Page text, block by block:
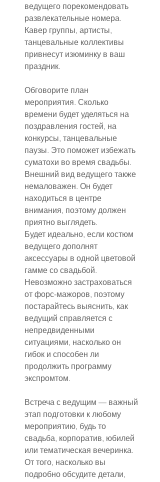
ведущего порекомендовать
развлекательные номера.
Кавер группы, артисты,
танцевальные коллективы
привнесут изюминку в ваш
праздник.
Обговорите план
мероприятия. Сколько
времени будет уделяться на
поздравления гостей, на
конкурсы, танцевальные
паузы. Это поможет избежать
суматохи во время свадьбы.
Внешний вид ведущего также
немаловажен. Он будет
находиться в центре
внимания, поэтому должен
приятно выглядеть.
Будет идеально, если костюм
ведущего дополнят
аксессуары в одной цветовой
гамме со свадьбой.
Невозможно застраховаться
от форс-мажоров, поэтому
постарайтесь выяснить, как
ведущий справляется с
непредвиденными
ситуациями, насколько он
гибок и способен ли
продолжить программу
экспромтом.
Встреча с ведущим — важный
этап подготовки к любому
мероприятию, будь то
свадьба, корпоратив, юбилей
или тематическая вечеринка.
От того, насколько вы
подробно обсудите детали,